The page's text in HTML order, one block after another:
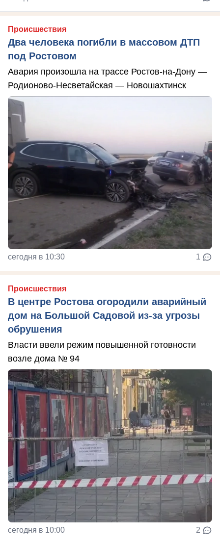
Происшествия
Два человека погибли в массовом ДТП
под Ростовом
Авария произошла на трассе Ростов-на-Дону —
Родионово-Несветайская — Новошахтинск
сегодня в 10:30 1
Происшествия
В центре Ростова огородили аварийный
дом на Большой Садовой из-за угрозы
обрушения
Власти ввели режим повышенной готовности
возле дома № 94
сегодня в 10:00 2